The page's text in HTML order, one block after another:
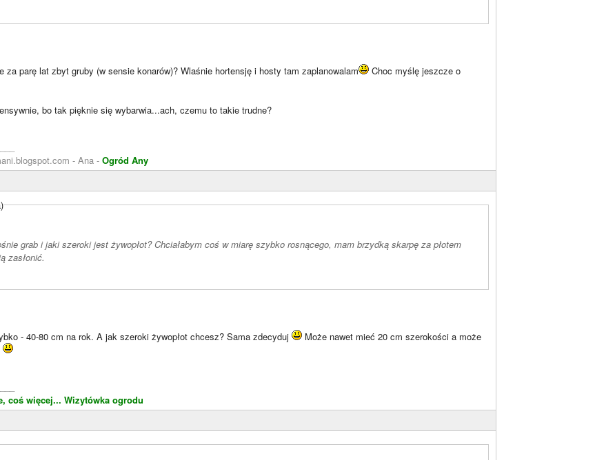
za parę lat zbyt gruby (w sensie konarów)? Wlaśnie hortensję i hosty tam zaplanowalam
Choc myślę jeszcze o
bo tak pięknie się wybarwia...ach, czemu to takie trudne?
- Ana - Ogród Any
grab i jaki szeroki jest żywopłot? Chciałabym coś w miarę szybko rosnącego, mam brzydką skarpę za płotem
zasłonić.
- 40-80 cm na rok. A jak szeroki żywopłot chcesz? Sama zdecyduj
Może nawet mieć 20 cm szerokości a może
coś więcej... Wizytówka ogrodu